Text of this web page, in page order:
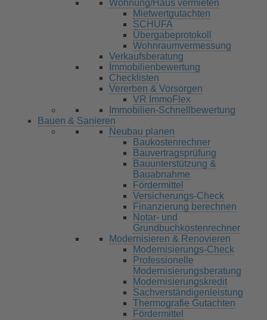
Wohnung/Haus vermieten
Mietwertgutachten
SCHUFA
Übergabeprotokoll
Wohnraumvermessung
Verkaufsberatung
Immobilienbewertung
Checklisten
Vererben & Vorsorgen
VR ImmoFlex
Immobilien-Schnellbewertung
Bauen & Sanieren
Neubau planen
Baukostenrechner
Bauvertragsprüfung
Bauunterstützung &
Bauabnahme
Fördermittel
Versicherungs-Check
Finanzierung berechnen
Notar- und
Grundbuchkostenrechner
Modernisieren & Renovieren
Modernisierungs-Check
Professionelle
Modernisierungsberatung
Modernisierungskredit
Sachverständigenleistung
Thermografie Gutachten
Fördermittel